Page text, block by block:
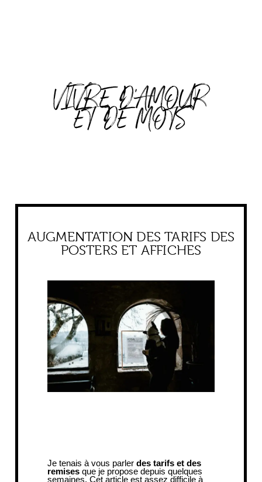
VIVRE D'AMOUR
ET DE MOTS
AUGMENTATION DES TARIFS DES
POSTERS ET AFFICHES
Je tenais à vous parler des tarifs et des
remises que je propose depuis quelques
semaines. Cet article est assez difficile à